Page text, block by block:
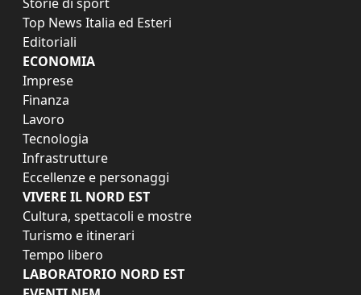
Top News Italia ed Esteri
Editoriali
ECONOMIA
Imprese
Finanza
Lavoro
Tecnologia
Infrastrutture
Eccellenze e personaggi
VIVERE IL NORD EST
Cultura, spettacoli e mostre
Turismo e itinerari
Tempo libero
LABORATORIO NORD EST